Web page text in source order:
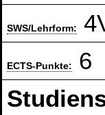
SWS/Lehrform:
ECTS-Punkte:
6